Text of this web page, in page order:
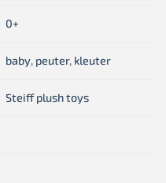
0+
baby, peuter, kleuter
Steiff plush toys